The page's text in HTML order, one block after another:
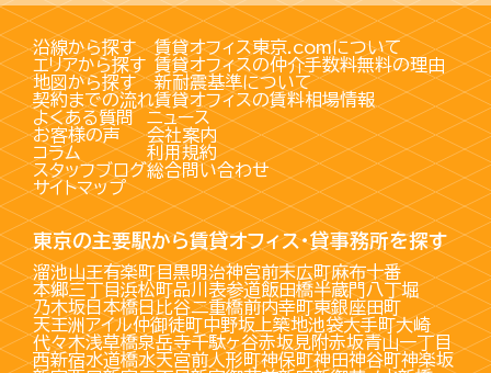
沿線から探す
エリアから探す
地図から探す
契約までの流れ
賃貸オフィス東京.comについて
賃貸オフィスの仲介手数料無料の理由
新耐震基準について
賃貸オフィスの賃料相場情報
よくある質問
お客様の声
コラム
スタッフブログ
サイトマップ
ニュース
会社案内
利用規約
総合問い合わせ
東京の主要駅から賃貸オフィス・貸事務所を探す
溜池山王有楽町目黒明治神宮前末広町麻布十番
本郷三丁目浜松町品川 表参道飯田橋半蔵門八丁堀
乃木坂日本橋日比谷二重橋前内幸町東銀座田町
天王洲アイル仲御徒町中野坂上築地池袋大手町大崎
代々木浅草橋泉岳寺千駄ヶ谷赤坂見附赤坂青山一丁目
西新宿水道橋水天宮前人形町神保町神田神谷町神楽坂